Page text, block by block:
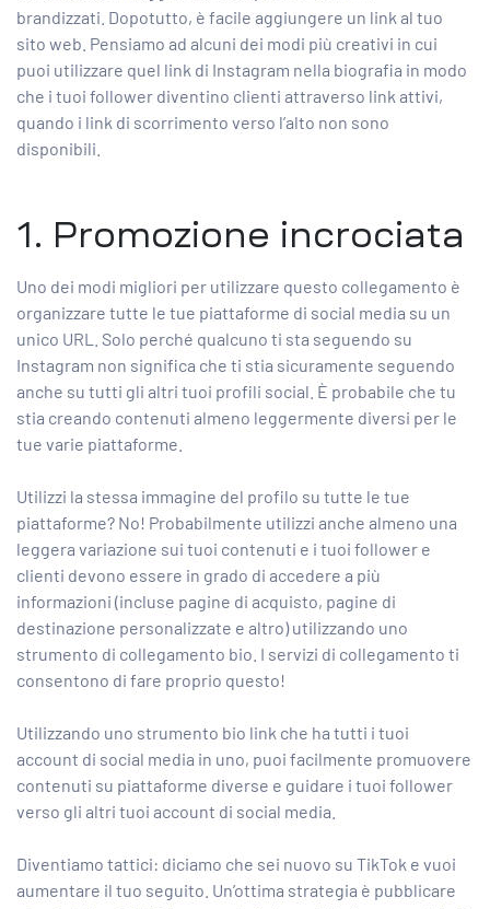
brandizzati. Dopotutto, è facile aggiungere un link al tuo
sito web. Pensiamo ad alcuni dei modi più creativi in ​​cui
puoi utilizzare quel link di Instagram nella biografia in modo
che i tuoi follower diventino clienti attraverso link attivi,
quando i link di scorrimento verso l’alto non sono
disponibili.
1. Promozione incrociata
Uno dei modi migliori per utilizzare questo collegamento è
organizzare tutte le tue piattaforme di social media su un
unico URL. Solo perché qualcuno ti sta seguendo su
Instagram non significa che ti stia sicuramente seguendo
anche su tutti gli altri tuoi profili social. È probabile che tu
stia creando contenuti almeno leggermente diversi per le
tue varie piattaforme.
Utilizzi la stessa immagine del profilo su tutte le tue
piattaforme? No! Probabilmente utilizzi anche almeno una
leggera variazione sui tuoi contenuti e i tuoi follower e
clienti devono essere in grado di accedere a più
informazioni (incluse pagine di acquisto, pagine di
destinazione personalizzate e altro) utilizzando uno
strumento di collegamento bio. I servizi di collegamento ti
consentono di fare proprio questo!
Utilizzando uno strumento bio link che ha tutti i tuoi
account di social media in uno, puoi facilmente promuovere
contenuti su piattaforme diverse e guidare i tuoi follower
verso gli altri tuoi account di social media.
Diventiamo tattici: diciamo che sei nuovo su TikTok e vuoi
aumentare il tuo seguito. Un’ottima strategia è pubblicare